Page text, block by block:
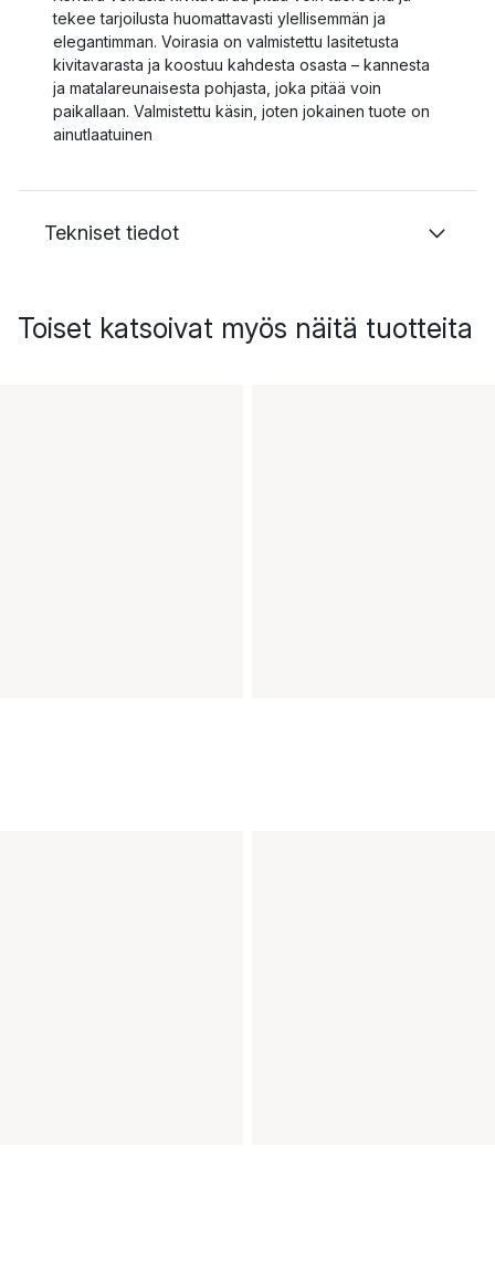
tekee tarjoilusta huomattavasti ylellisemmän ja
elegantimman. Voirasia on valmistettu lasitetusta
kivitavarasta ja koostuu kahdesta osasta – kannesta
ja matalareunaisesta pohjasta, joka pitää voin
paikallaan. Valmistettu käsin, joten jokainen tuote on
ainutlaatuinen
Tekniset tiedot
Toiset katsoivat myös näitä tuotteita